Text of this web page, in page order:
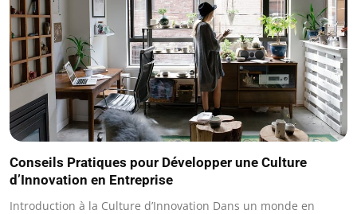
Conseils Pratiques pour Développer une Culture
d’Innovation en Entreprise
Introduction à la Culture d’Innovation Dans un monde en